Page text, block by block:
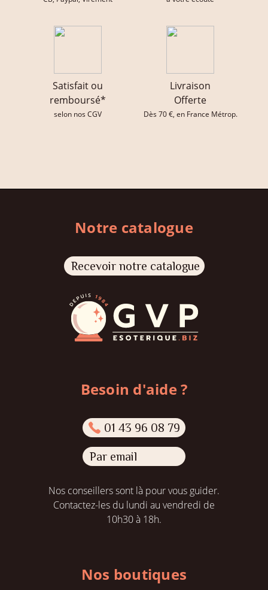
Satisfait ou
remboursé*
selon nos CGV
Livraison
Offerte
Dès 70 €, en France Métrop.
Notre catalogue
Recevoir notre catalogue
Besoin d'aide ?
01 43 96 08 79
Par email
Nos conseillers sont là pour vous guider.
Contactez-les du lundi au vendredi de
10h30 à 18h.
Nos boutiques